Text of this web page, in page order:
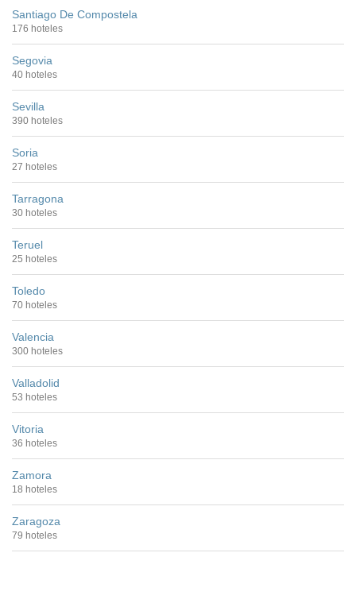
Santiago De Compostela
176 hoteles
Segovia
40 hoteles
Sevilla
390 hoteles
Soria
27 hoteles
Tarragona
30 hoteles
Teruel
25 hoteles
Toledo
70 hoteles
Valencia
300 hoteles
Valladolid
53 hoteles
Vitoria
36 hoteles
Zamora
18 hoteles
Zaragoza
79 hoteles